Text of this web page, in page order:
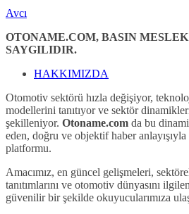
Avcı
OTONAME.COM, BASIN
SAYGILIDIR.
HAKKIMIZDA
Otomotiv sektörü hızla değişiyor,
modellerini tanıtıyor ve sektör
şekilleniyor. Otoname.com da bu
eden, doğru ve objektif haber
platformu.
Amacımız, en güncel gelişmeleri,
tanıtımlarını ve otomotiv dünyasını
güvenilir bir şekilde okuyucularımıza